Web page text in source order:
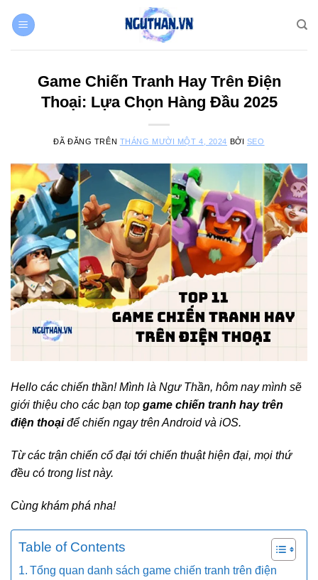
đến
Game Chiến Tranh Hay Trên Điện
Thoại: Lựa Chọn Hàng Đầu 2025
ĐÃ ĐĂNG TRÊN THÁNG MƯỜI MỘT 4, 2024 BỞI SEO
Hello các chiến thần! Mình là Ngư Thần, hôm nay mình sẽ
giới thiệu cho các bạn top game chiến tranh hay trên
điện thoạiđể chiến ngay trên Android và iOS.
Từ các trận chiến cổ đại tới chiến thuật hiện đại, mọi thứ
đều có trong list này.
Cùng khám phá nha!
Table of Contents
Tổng quan danh sách game chiến tranh trên điện